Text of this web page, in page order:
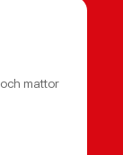
mattor